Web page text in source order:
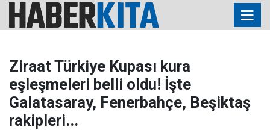
Ziraat Türkiye Kupası kura
eşleşmeleri belli oldu! İşte
Galatasaray, Fenerbahçe, Beşiktaş
rakipleri...